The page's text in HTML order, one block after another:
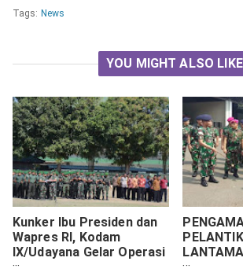
Tags: News
YOU MIGHT ALSO
Kunker Ibu Presiden dan
Wapres RI, Kodam
IX/Udayana Gelar Operasi
"Perisai Sakti
PASUKAN